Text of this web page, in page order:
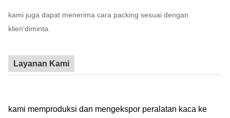
kami juga dapat menerima cara packing sesuai dengan
klien'diminta.
Layanan Kami
kami memproduksi dan mengekspor peralatan kaca ke